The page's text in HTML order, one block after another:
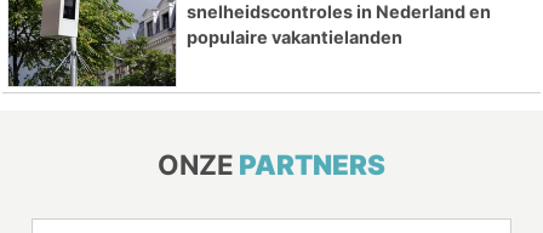
snelheidscontroles in Nederland en
populaire vakantielanden
ONZE PARTNERS